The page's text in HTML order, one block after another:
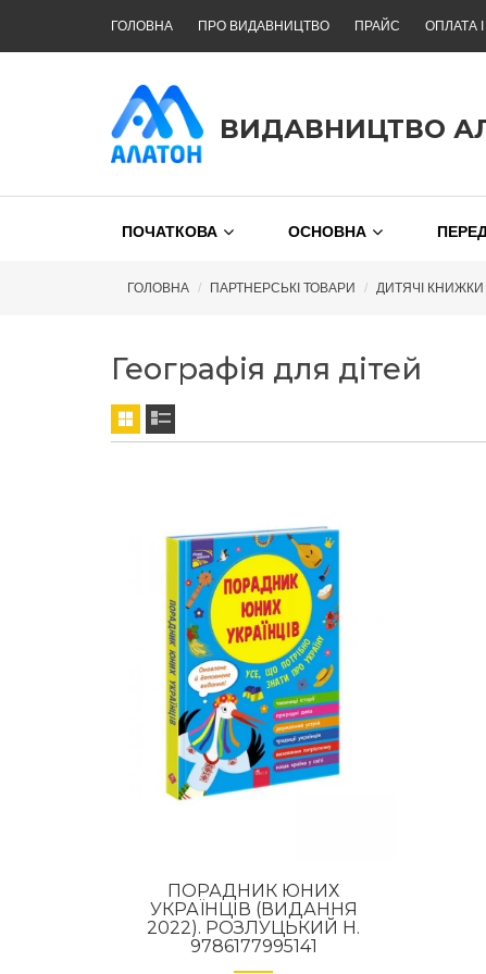
ГОЛОВНА ПРО ВИДАВНИЦТВО ПРАЙС ОПЛАТА
ВИДАВНИЦТВО
ПОЧАТКОВА ОСНОВНА
ГОЛОВНА ПАРТНЕРСЬКІ ТОВАРИ ДИТЯЧІ КНИЖКИ
Географія для дітей
ПОРАДНИК ЮНИХ
УКРАЇНЦІВ (ВИДАННЯ
2022). РОЗЛУЦЬКИЙ Н.
9786177995141